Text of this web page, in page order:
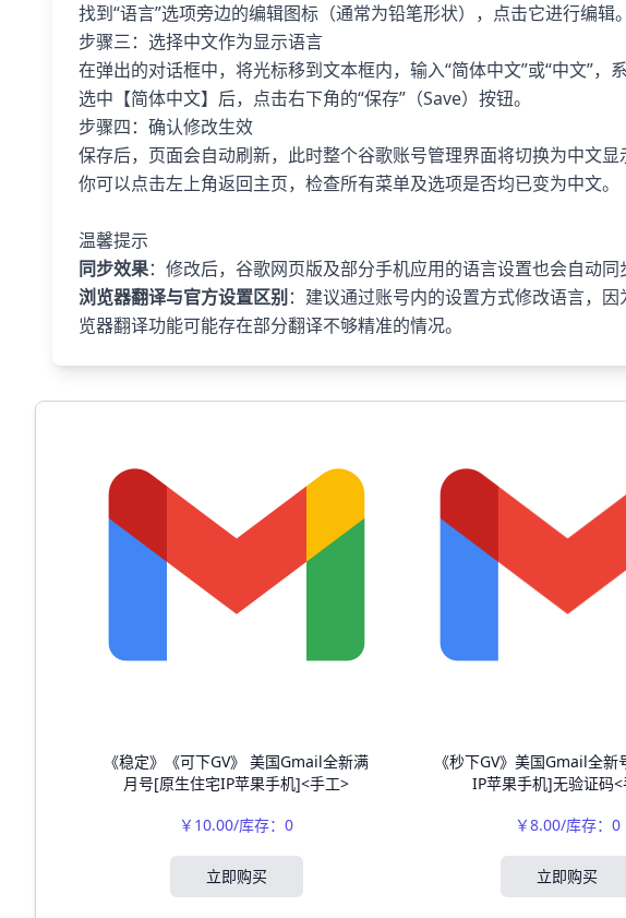
找到“语言”选项旁边的编辑图标（通常为铅笔形状），点击它进行编辑。
步骤三：选择中文作为显示语言
在弹出的对话框中，将光标移到文本框内，输入“简体中文”或“中文”，
选中【简体中文】后，点击右下角的“保存”（Save）按钮。
步骤四：确认修改生效
保存后，页面会自动刷新，此时整个谷歌账号管理界面将切换为中文显
你可以点击左上角返回主页，检查所有菜单及选项是否均已变为中文。
温馨提示
同步效果：修改后，谷歌网页版及部分手机应用的语言设置也会自动同
浏览器翻译与官方设置区别 ：建议通过账号内的设置方式修改语言，
览器翻译功能可能存在部分翻译不够精准的情况。
《稳定》《可下GV》 美国Gmail全新满
月号[原生住宅IP苹果手机]<手工>
￥10.00/库存：0
立即购买
《秒下GV》美国Gmail全新
IP苹果手机]无验证码
￥8.00/库存：0
立即购买